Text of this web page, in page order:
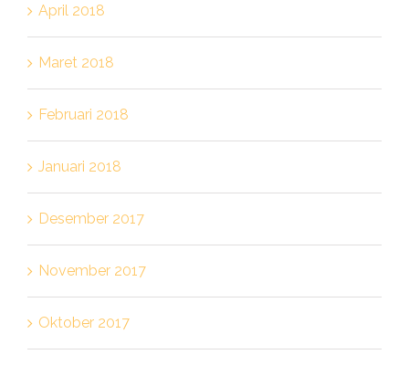
April 2018
Maret 2018
Februari 2018
Januari 2018
Desember 2017
November 2017
Oktober 2017